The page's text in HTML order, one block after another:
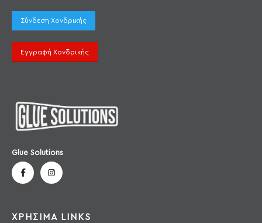
Σύνδεση Χονδρικής
Εγγραφή Χονδρικής
Glue Solutions
ΧΡΗΣΙΜΑ LINKS